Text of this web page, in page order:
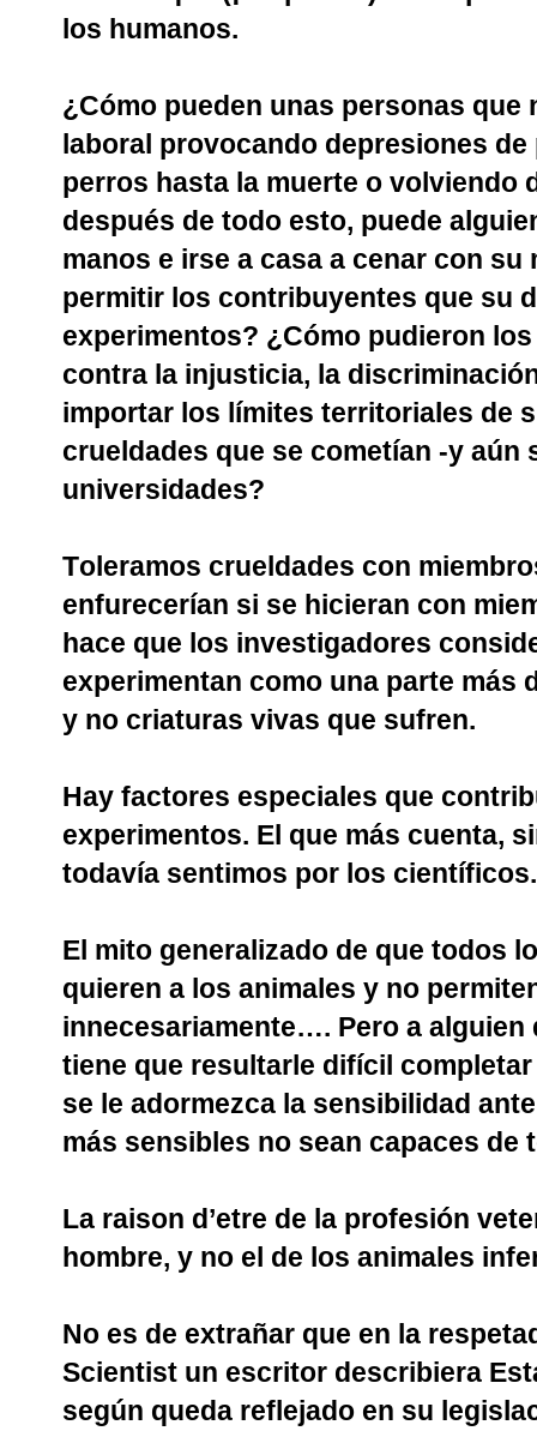
los humanos.
¿Cómo pueden unas personas
laboral provocando depresiones
perros hasta la muerte o volviendo
después de todo esto, puede
manos e irse a casa a cenar con
permitir los contribuyentes que su
experimentos? ¿Cómo pudieron
contra la injusticia, la
importar los límites territoriales de
crueldades que se cometían -y aún
universidades?
Toleramos crueldades con
enfurecerían si se hicieran con
hace que los investigadores
experimentan como una parte
y no criaturas vivas que sufren.
Hay factores especiales que
experimentos. El que más cuenta,
todavía sentimos por los científicos.
El mito generalizado de que todos
quieren a los animales y no
innecesariamente…. Pero a alguien
tiene que resultarle difícil
se le adormezca la sensibilidad
más sensibles no sean capaces de
La raison d’etre de la profesión
hombre, y no el de los animales
No es de extrañar que en la
Scientist un escritor describiera
según queda reflejado en su